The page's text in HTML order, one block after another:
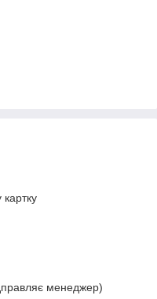
менеджер)